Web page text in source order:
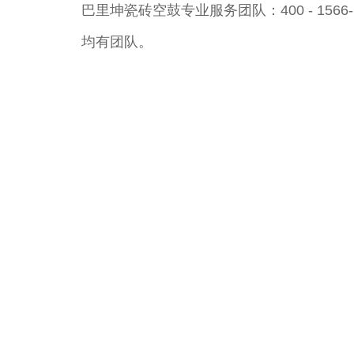
巴里坤瓷砖空鼓专业服务团队：400 -
均有团队。